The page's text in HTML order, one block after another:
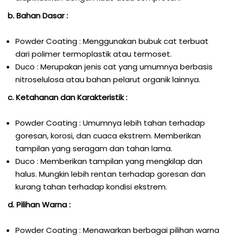
b. Bahan Dasar :
Powder Coating : Menggunakan bubuk cat terbuat
dari polimer termoplastik atau termoset.
Duco : Merupakan jenis cat yang umumnya berbasis
nitroselulosa atau bahan pelarut organik lainnya.
c. Ketahanan dan Karakteristik :
Powder Coating : Umumnya lebih tahan terhadap
goresan, korosi, dan cuaca ekstrem. Memberikan
tampilan yang seragam dan tahan lama.
Duco : Memberikan tampilan yang mengkilap dan
halus. Mungkin lebih rentan terhadap goresan dan
kurang tahan terhadap kondisi ekstrem.
d. Pilihan Warna :
Powder Coating : Menawarkan berbagai pilihan warna